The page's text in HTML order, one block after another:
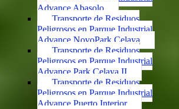
Advance Abasolo
Transporte de Residuos
Peligrosos en Parque Industrial
Advance NovoPark Celaya
Transporte de Residuos
Peligrosos en Parque Industrial
Advance Park Celaya II
Transporte de Residuos
Peligrosos en Parque Industrial
Advance Puerto Interior